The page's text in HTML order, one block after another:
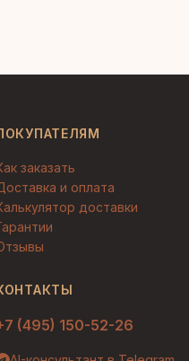
заказать
и оплата
доставки
(495) 150-52-26